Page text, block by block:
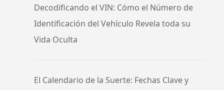
Decodificando el VIN: Cómo el Número de
Identificación del Vehículo Revela toda su
Vida Oculta
El Calendario de la Suerte: Fechas Clave y